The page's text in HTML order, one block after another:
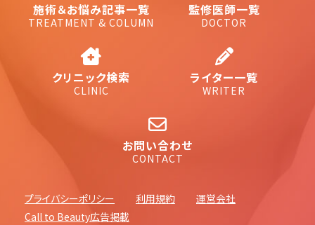
施術＆お悩み記事一覧
TREATMENT & COLUMN
監修医師一覧
DOCTOR
クリニック検索
CLINIC
ライター一覧
WRITER
お問い合わせ
CONTACT
プライバシーポリシー 利用規約
運営会社
Call to Beauty広告掲載